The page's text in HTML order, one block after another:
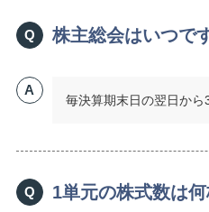
Q 株主総会はいつで
A
毎決算期末日の翌日から
Q 1単元の株式数は何